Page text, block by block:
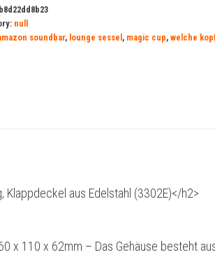
null
soundbar, lounge sessel , magic cup, welche
aus Edelstahl (3302E)</h2>
x 110 x 62mm – Das Gehäuse besteht